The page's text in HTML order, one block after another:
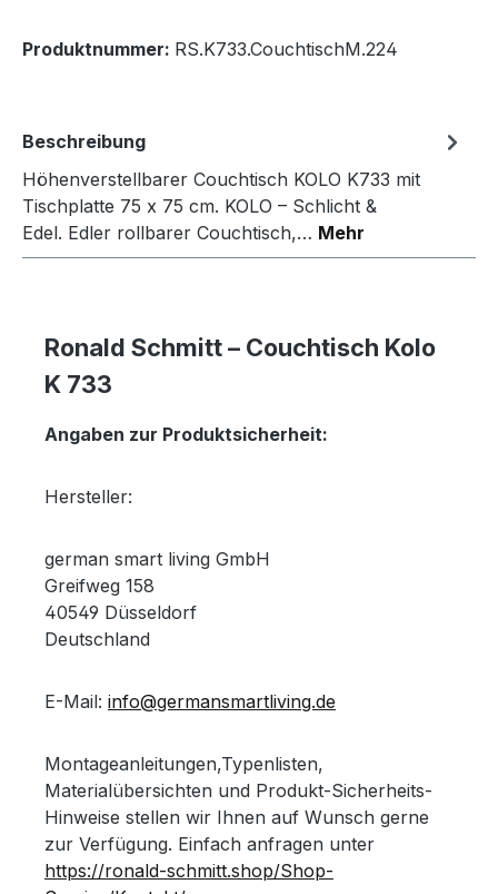
Produktnummer: RS.K733.CouchtischM.224
Beschreibung
Höhenverstellbarer Couchtisch KOLO K733 mit
Tischplatte 75 x 75 cm. KOLO – Schlicht &
Edel. Edler rollbarer Couchtisch,… Mehr
Ronald Schmitt – Couchtisch Kolo
K 733
Angaben zur Produktsicherheit:
Hersteller:
german smart living GmbH
Greifweg 158
40549 Düsseldorf
Deutschland
E-Mail: info@germansmartliving.de
Montageanleitungen,Typenlisten,
Materialübersichten und Produkt-Sicherheits-
Hinweise stellen wir Ihnen auf Wunsch gerne
zur Verfügung. Einfach anfragen unter
https://ronald-schmitt.shop/Shop-